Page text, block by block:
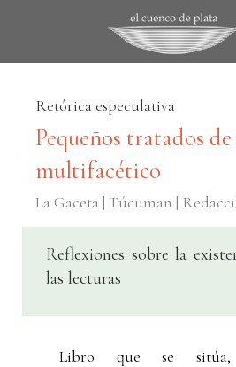
Retórica especulativa
Pequeños tratados
multifacético
La Gaceta | Túcuman |
Reflexiones sobre la
las lecturas
Libro que se